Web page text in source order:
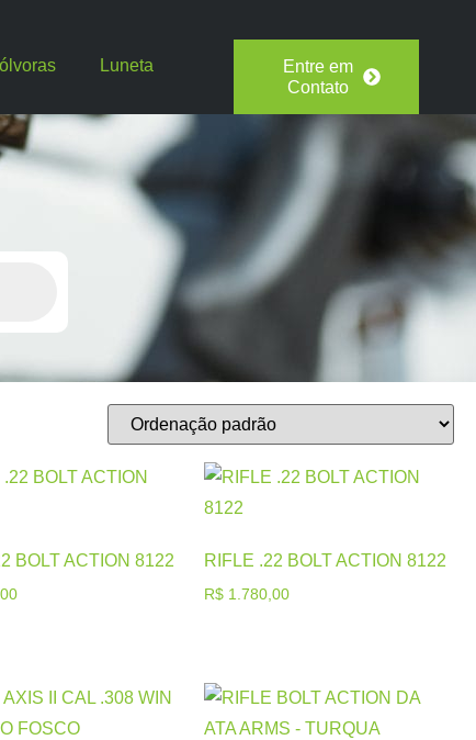
Luneta
Entre em
Contato
BOLT ACTION 8122 RIFLE .22 BOLT ACTION 8122
R$1.780,00